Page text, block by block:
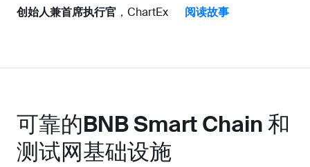
创始人兼首席执行官 ，ChartEx 阅读故事
可靠的BNB Smart Chain 和
测试网基础设施